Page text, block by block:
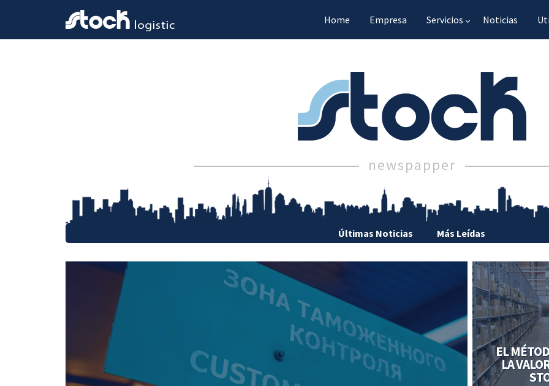
Home Empresa Servicios Noticias
newspapper
Últimas Noticias Más Leídas
EL
LA